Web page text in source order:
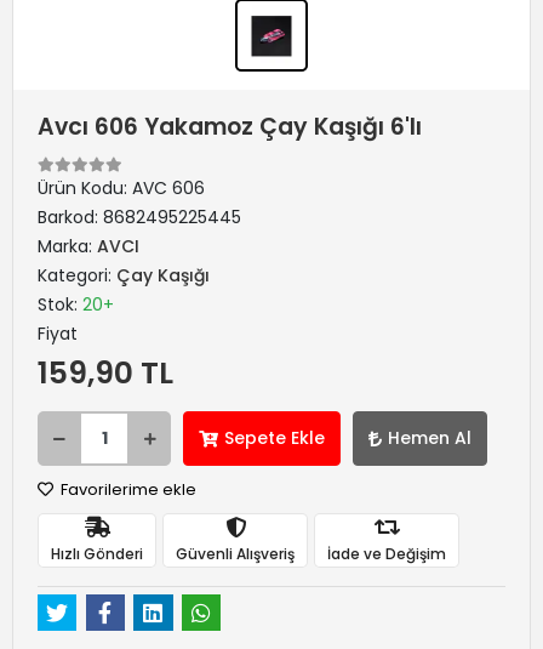
Avcı 606 Yakamoz Çay Kaşığı 6'lı
Ürün Kodu: AVC 606
Barkod: 8682495225445
Marka: AVCI
Kategori: Çay Kaşığı
Stok: 20+
Fiyat
159,90 TL
Sepete Ekle Hemen Al
Favorilerime ekle
Hızlı Gönderi Güvenli Alışveriş İade ve Değişim